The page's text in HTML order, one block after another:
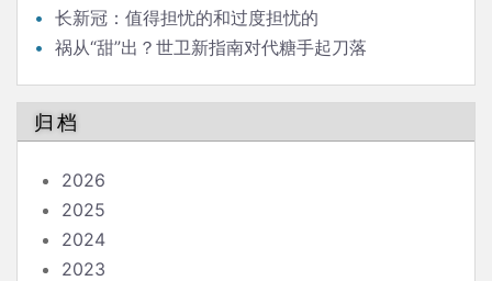
长新冠：值得担忧的和过度担忧的
祸从“甜”出？世卫新指南对代糖手起刀落
归档
2026
2025
2024
2023